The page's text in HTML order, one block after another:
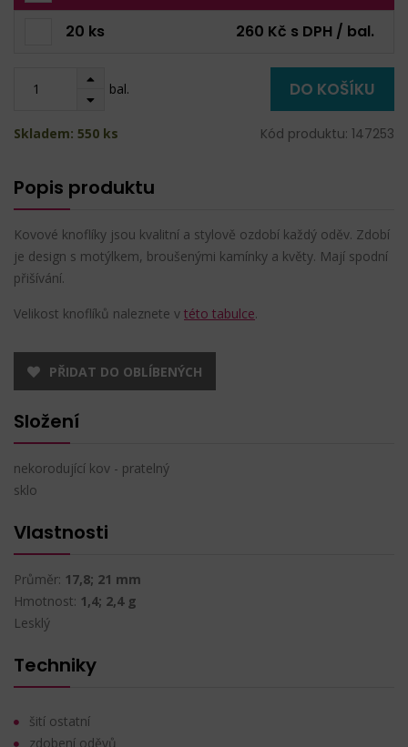
20 ks 260 Kč s DPH / bal.
bal. DO KOŠÍKU
Skladem: 550 ks Kód produktu: 147253
Popis produktu
Kovové knoflíky jsou kvalitní a stylově ozdobí každý oděv. Zdobí
je design s motýlkem, broušenými kamínky a květy. Mají spodní
přišívání.
Velikost knoflíků naleznete v této tabulce.
PŘIDAT DO OBLÍBENÝCH
Složení
nekorodující kov - pratelný
sklo
Vlastnosti
Průměr: 17,8; 21 mm
Hmotnost: 1,4; 2,4 g
Lesklý
Techniky
šití ostatní
zdobení oděvů